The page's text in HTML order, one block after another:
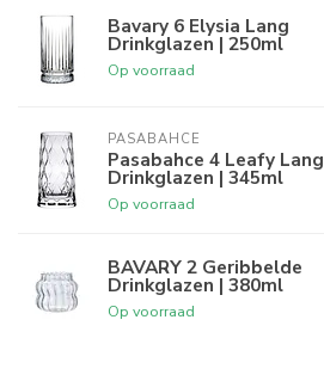
Bavary 6 Elysia Lang
Drinkglazen | 250ml
Op voorraad
PASABAHCE
Pasabahce 4 Leafy Lang
Drinkglazen | 345ml
Op voorraad
BAVARY 2 Geribbelde
Drinkglazen | 380ml
Op voorraad